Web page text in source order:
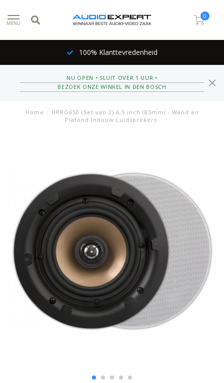
MENU
0
100% Klanttevredenheid
NU OPEN • SLUIT OVER 1 UUR •
BEZOEK ONZE WINKEL IN DEN BOSCH
Home / HPRO650 (Set van 2) 6,5 inch (85mm) - Wand en
Plafond Inbouw Luidsprekers